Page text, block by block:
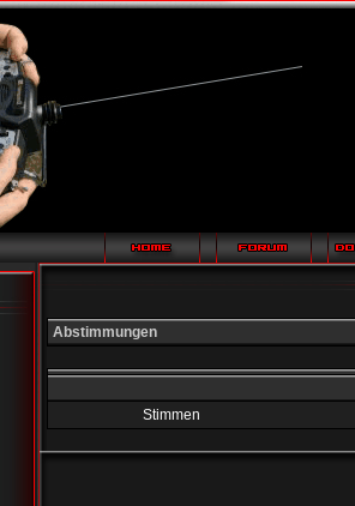
Abstimmungen
Stimmen